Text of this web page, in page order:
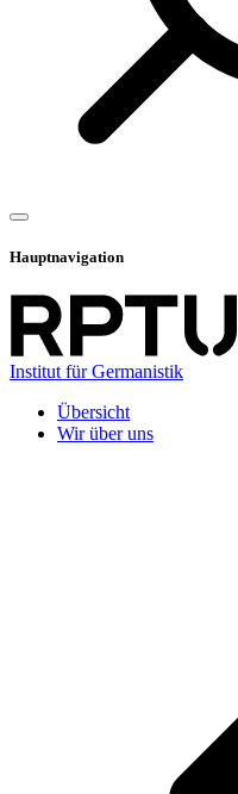
Hauptnavigation
Institut für Germanistik
Übersicht
Wir über uns